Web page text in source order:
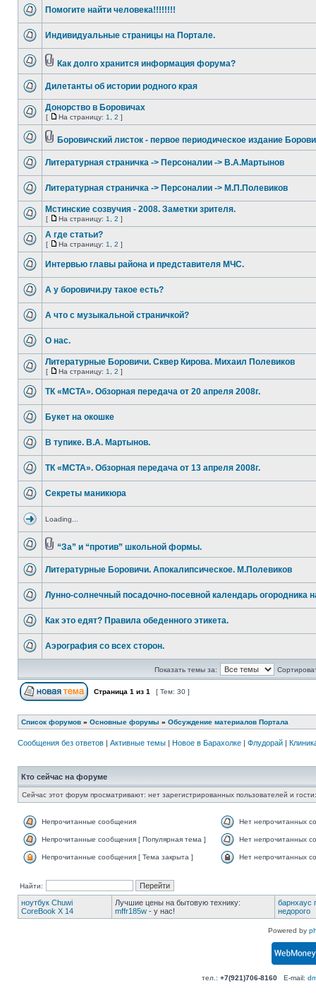
Помогите найти человека!!!!!!!!
Индивидуальные страницы на Портале.
Как долго хранится информация форума?
Дилетанты об истории родного края
Донорство в Боровичах
[ На страницу: 1 2 ]
Боровичский листок - первое периодическое издание
Литературная страничка -> Персоналии -> В.А.Мартынов
Литературная страничка -> Персоналии -> М.П.Полевиков
Мстинские созвучия - 2008. Заметки зрителя.
[ На страницу: 1 2 ]
А где статьи?
[ На страницу: 1 2 ]
Интервью главы района и представителя МЧС.
А у боровичи.ру такое есть?
А что с музыкальной страничкой?
О нас.
Литературные Боровичи. Сквер Кирова. Михаил Полевиков
[ На страницу: 1 2 ]
ТК «МСТА». Обзорная передача от 20 апреля 2008г.
Букет на окошке
В тупике. В.А. Мартынов.
ТК «МСТА». Обзорная передача от 13 апреля 2008г.
Секреты маникюра
Loading...
“За” и “против” школьной формы.
Литературные Боровичи. Апокалипсическое. М.Полевиков
Лунно-солнечный посадочно-посевной календарь огородника
Как это едят? Правила обеденного этикета.
Аэрография со всех сторон.
Показать темы за:
Страница 1 из 1 [ Тем: 30 ]
Список форумов » Основные форумы » Обсуждение материалов Портала
Сообщения без ответов | Активные темы | Новое в Барахолке | Флудорай |
Кто сейчас на форуме
Сейчас этот форум просматривают: нет зарегистрированных пользователей и
Непрочитанные сообщения Нет непрочитанных
Непрочитанные сообщения [ Популярная тема ] Нет непрочитанных
Непрочитанные сообщения [ Тема закрыта ] Нет непрочитанных
Найти:
ноутбук Chuwi
CoreBook X 14
Лучшие цены на бытовую технику:
mffr185w - у нас!
барнхаус
недорого
Powered by
тел.: +7(921)706-8160E-mail: